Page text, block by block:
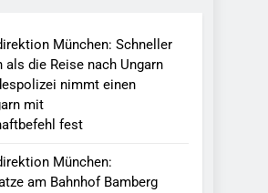
Ins Netz –
Wegen
München: Schneller
die Reise nach Ungarn
nimmt einen
mit
fest
München:
am Bahnhof Bamberg